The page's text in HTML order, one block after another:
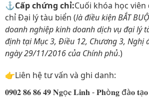
⚓Cấp chứng chỉ:Cuối khóa học viên
chỉ Đại lý tàu biển (là điều kiện BẮT
doanh nghiệp kinh doanh dịch vụ đại lý
định tại Mục 3, Điều 12, Chương 3, Nghị
ngày 29/11/2016 của Chính phủ.)
👉Liên hệ tư vấn và ghi danh:
𝟎𝟗𝟎𝟐 𝟖𝟔 𝟖𝟔 𝟒𝟗 𝐍𝐠ọ𝐜 𝐋𝐢𝐧𝐡 - 𝐏𝐡ò𝐧𝐠 đà𝐨 𝐭ạ𝐨